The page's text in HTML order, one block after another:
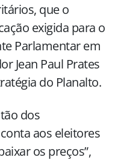
que o
exigida para o
Parlamentar em
Jean Paul Prates
do Planalto.
dos
aos eleitores
os preços”,